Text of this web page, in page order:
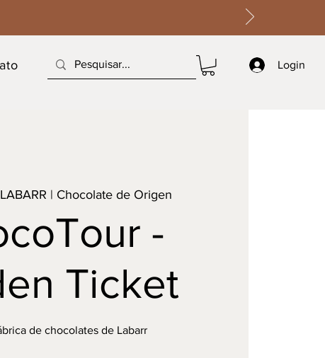
Login
LABARR | Chocolate de Origen
-
Ticket
de chocolates de Labarr